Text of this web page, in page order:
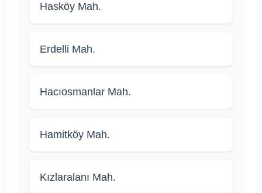
Hasköy Mah.
Erdelli Mah.
Hacıosmanlar Mah.
Hamitköy Mah.
Kızlaralanı Mah.